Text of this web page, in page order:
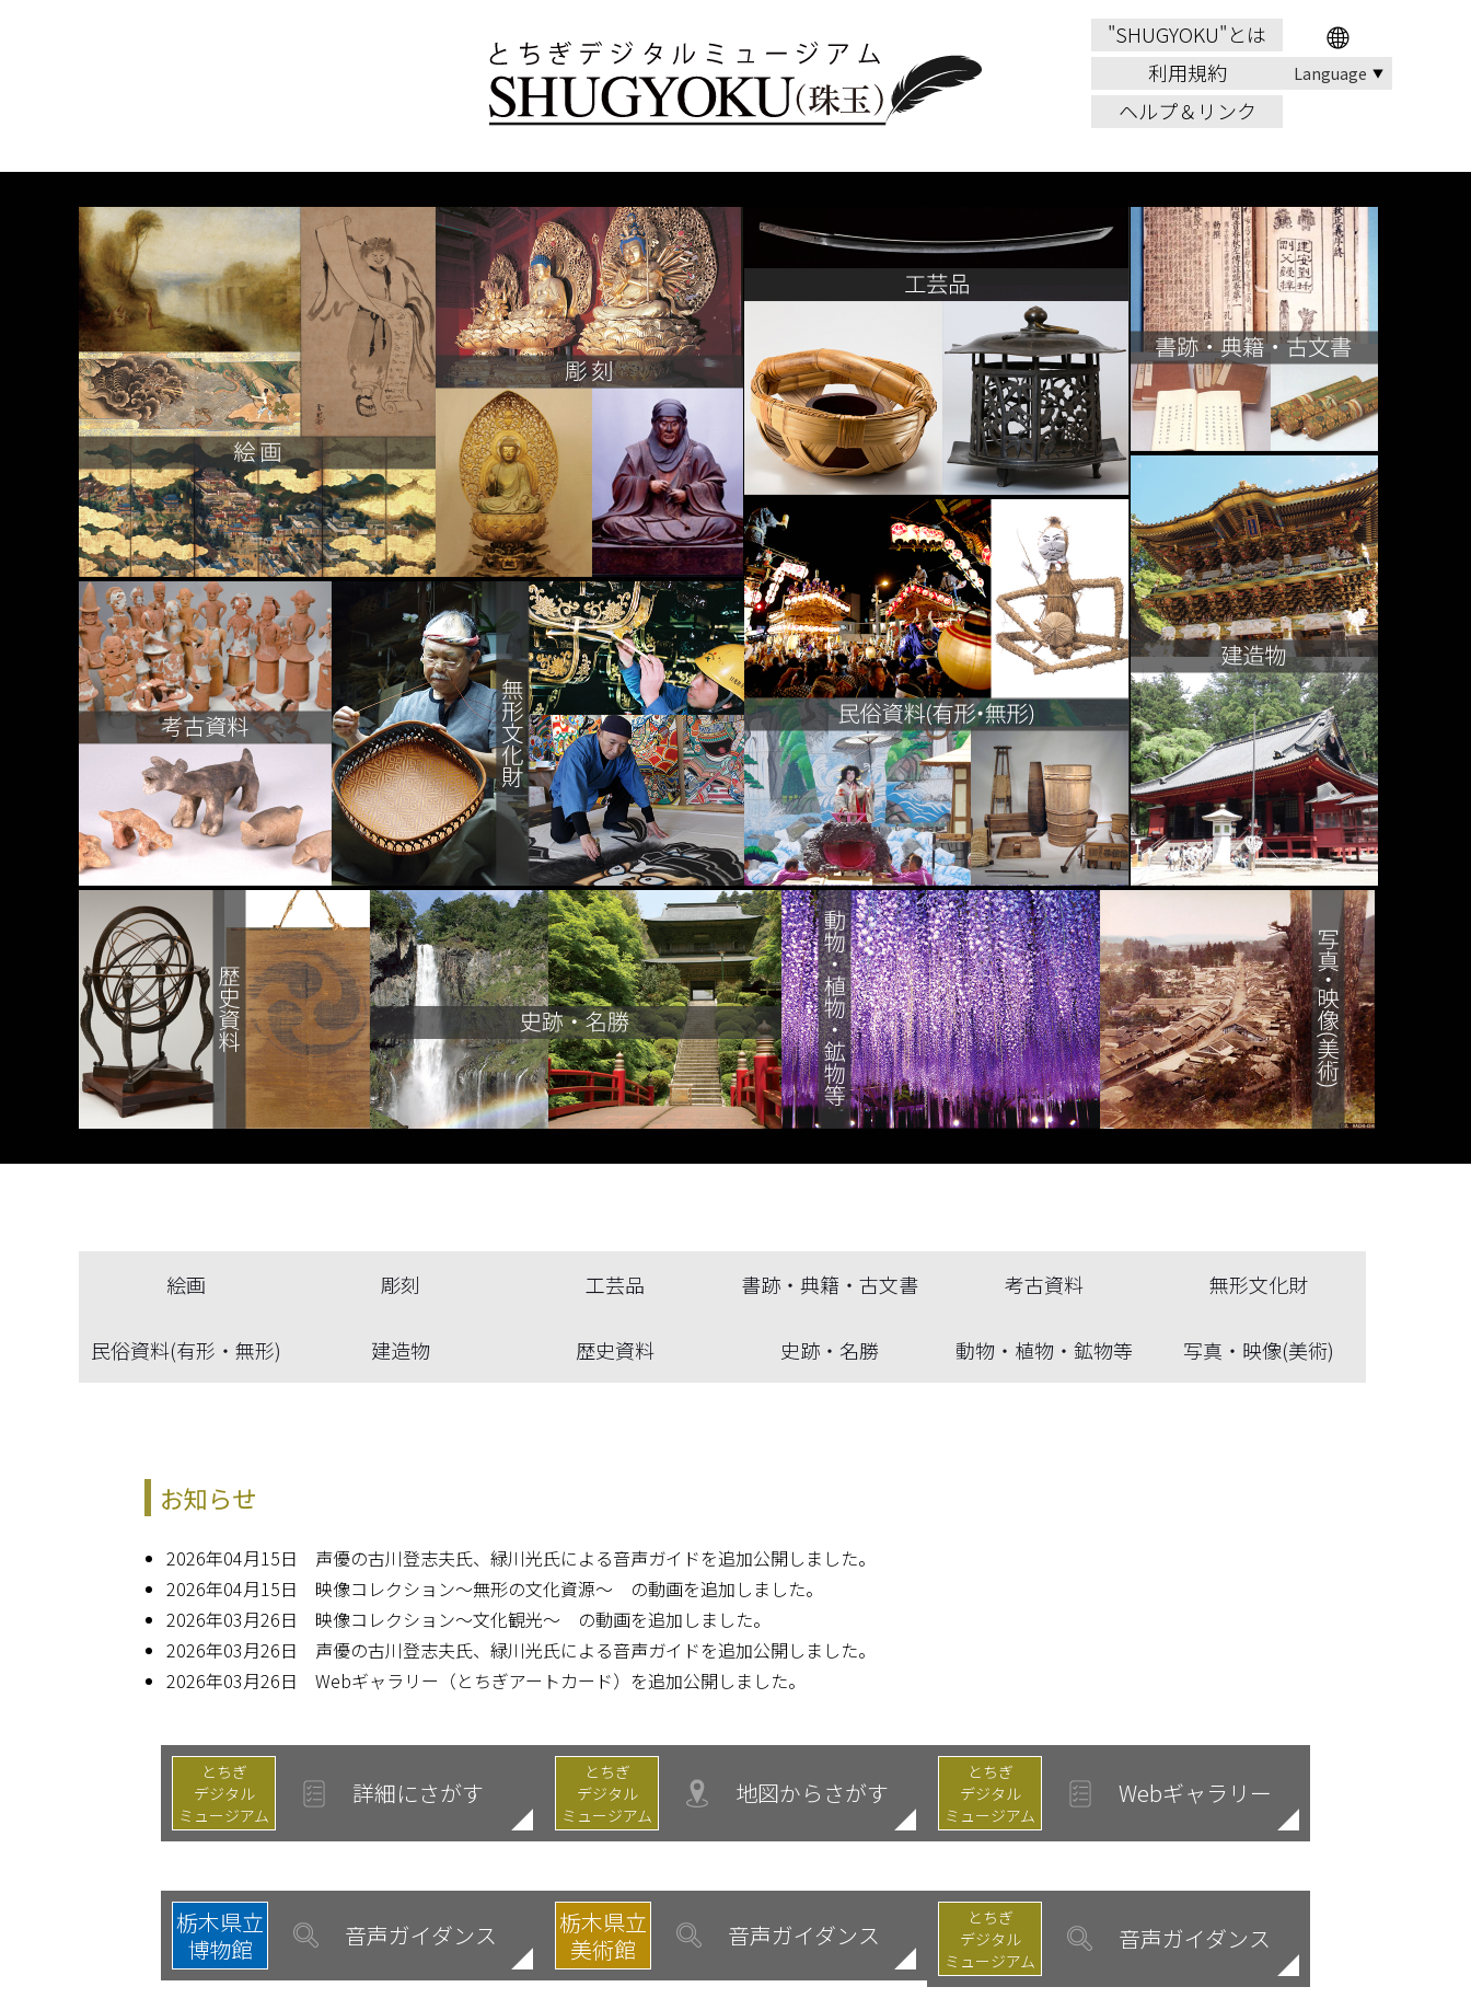
"SHUGYOKU"とは
利用規約
ヘルプ＆リンク
絵画 彫刻 工芸品 書跡・典籍・古文書 考古資料 無形文化財
民俗資料(有形・無形) 建造物 歴史資料 史跡・名勝 動物・植物・鉱物等 写真・映像(美術)
お知らせ
2026年04月15日 声優の古川登志夫氏、緑川光氏による音声ガイドを追加公開しました。
2026年04月15日 映像コレクション～無形の文化資源～ の動画を追加しました。
2026年03月26日 映像コレクション～文化観光～ の動画を追加しました。
2026年03月26日 声優の古川登志夫氏、緑川光氏による音声ガイドを追加公開しました。
2026年03月26日 Webギャラリー（とちぎアートカード）を追加公開しました。
とちぎ
デジタル
ミュージアム
詳細にさがす
とちぎ
デジタル
ミュージアム
地図からさがす
とちぎ
デジタル
ミュージアム
Webギャラリー
栃木県立
博物館
音声ガイダンス
栃木県立
美術館
音声ガイダンス
とちぎ
デジタル
ミュージアム
音声ガイダンス